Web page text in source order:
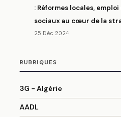
: Réformes locales,
sociaux au cœur de la
25 Déc 2024
RUBRIQUES
3G - Algérie
AADL